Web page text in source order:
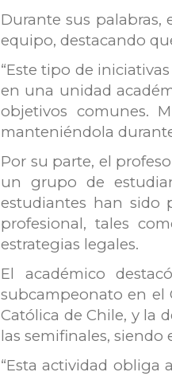
Durante sus
equipo, destacando
“Este tipo de
en una unidad
objetivos comunes.
manteniéndola
Por su parte, el
un grupo de
estudiantes han sido
profesional, tales
estrategias legales.
El académico
subcampeonato en el
Católica de Chile, y la
las semifinales,
“Esta actividad obliga